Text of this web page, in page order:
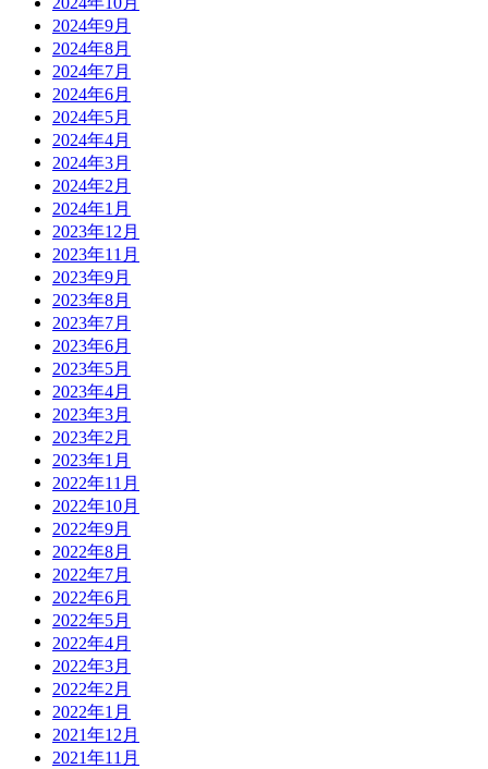
2024年9月
2024年8月
2024年7月
2024年6月
2024年5月
2024年4月
2024年3月
2024年2月
2024年1月
2023年12月
2023年11月
2023年9月
2023年8月
2023年7月
2023年6月
2023年5月
2023年4月
2023年3月
2023年2月
2023年1月
2022年11月
2022年10月
2022年9月
2022年8月
2022年7月
2022年6月
2022年5月
2022年4月
2022年3月
2022年2月
2022年1月
2021年12月
2021年11月